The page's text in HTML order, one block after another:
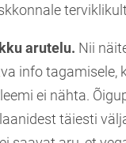
arutelu. Nii
info tagamisele,
ei nähta.
täiesti